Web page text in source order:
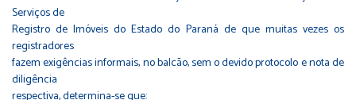
Serviços de
Registro de Imóveis do Estado do Paraná de que muitas vezes os
registradores
fazem exigências informais, no balcão, sem o devido protocolo e nota de
diligência
respectiva, determina-se que: